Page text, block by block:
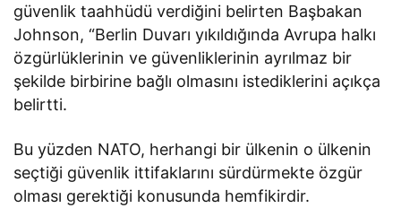
güvenlik taahhüdü verdiğini belirten Başbakan
Johnson, “Berlin Duvarı yıkıldığında Avrupa halkı
özgürlüklerinin ve güvenliklerinin ayrılmaz bir
şekilde birbirine bağlı olmasını istediklerini açıkça
belirtti.
Bu yüzden NATO, herhangi bir ülkenin o ülkenin
seçtiği güvenlik ittifaklarını sürdürmekte özgür
olması gerektiği konusunda hemfikirdir.